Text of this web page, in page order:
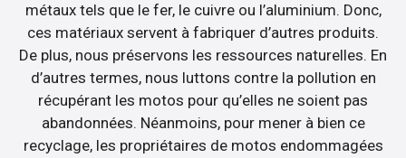
métaux tels que le fer, le cuivre ou l’aluminium. Donc,
ces matériaux servent à fabriquer d’autres produits.
De plus, nous préservons les ressources naturelles. En
d’autres termes, nous luttons contre la pollution en
récupérant les motos pour qu’elles ne soient pas
abandonnées. Néanmoins, pour mener à bien ce
recyclage, les propriétaires de motos endommagées